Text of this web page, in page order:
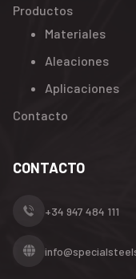
Productos
Materiales
Aleaciones
Aplicaciones
Contacto
CONTACTO
+34 947 484 111